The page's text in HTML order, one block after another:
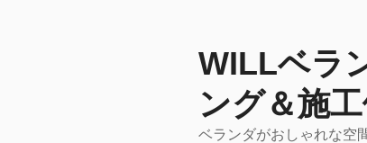
WILLベラ
ング＆施
ベランダがおしゃれな空